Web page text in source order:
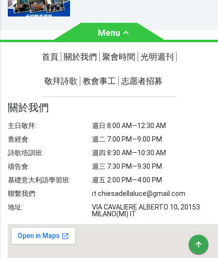
Menu
關於我們 聚會時間
光明週刊 學習聖經
聖經故事
敬拜詩歌 圖庫
聖經金句
教會事工 志愿者招募
首頁 關於我們 聚會時間 光明週刊
敬拜詩歌 教會事工 志愿者招募
關於我們
主日敬拜:
查經會:
詩歌培訓班:
禱告會:
基礎意大利語學習班:
聯繫我們:
地址:
週日 8:00 AM—12:30 AM
週二 7:00 PM—9:00 PM
週四 8:30 AM—10:30 AM
週三 7:30 PM—9:30 PM
週五 2:00 PM—4:00 PM
it.chiesadellaluce@gmail.com
VIA CAVALIERE ALBERTO 10, 20153
MILANO(MI) IT